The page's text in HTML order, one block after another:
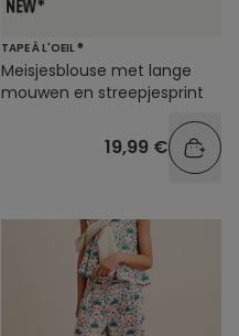
TAPE À L'OEIL ®
Meisjesblouse met lange
mouwen en streepjesprint
19,99 €